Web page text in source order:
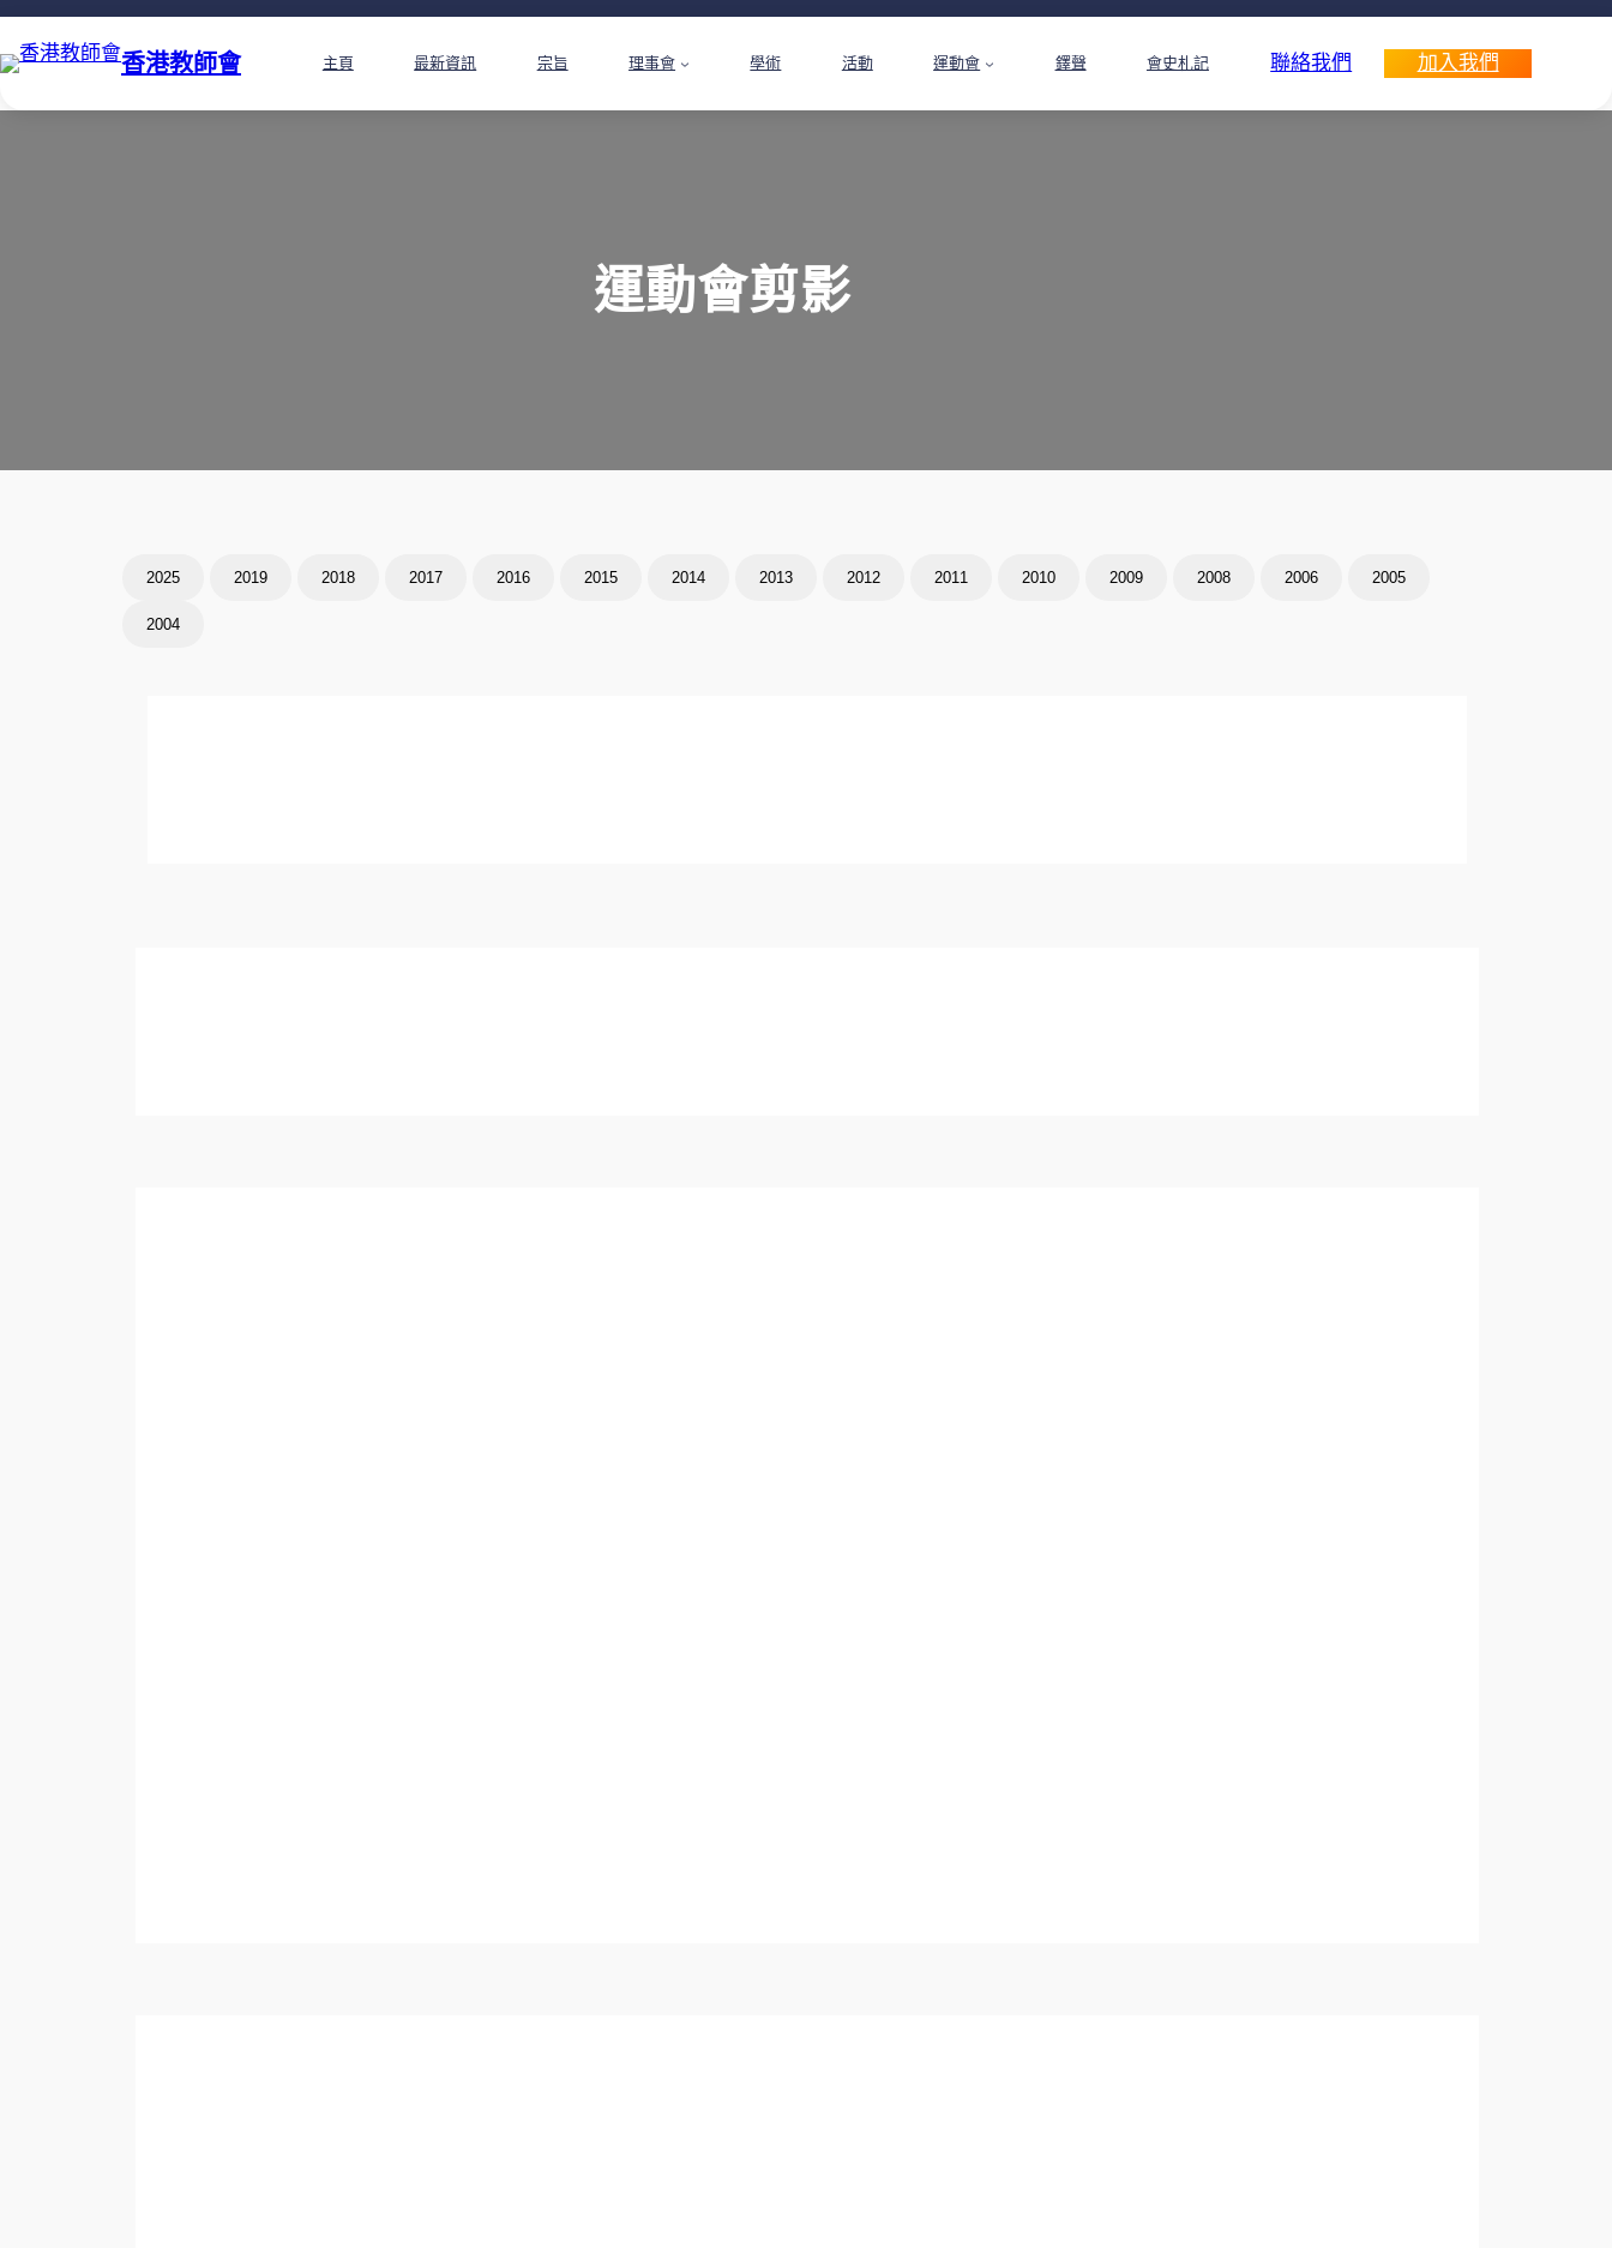
香港教師會 主頁 最新資訊 宗旨 理事會 學術 活動 運動會 鐸聲 會史札記 聯絡我們 加入我們
運動會剪影
2025 2019 2018 2017 2016 2015 2014 2013 2012 2011 2010 2009 2008 2006 2005
2004